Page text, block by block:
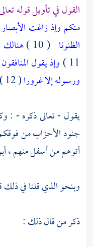
القول في تأويل قوله
منكم وإذ زاغت
الظنونا ( 10 ) هنالك
11 ) وإذ يقول
ورسوله إلا غرورا( 12 ) )
يقول - تعالى ذكره - :
جنود الأحزاب من
أتوهم من أسفل منهم ،
وبنحو الذي قلنا في ذلك
ذكر من قال ذلك :